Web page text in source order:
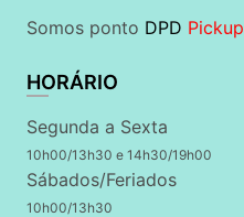
Somos ponto DPD Pickup
HORÁRIO
Segunda a Sexta
10h00/13h30 e 14h30/19h00
Sábados/Feriados
10h00/13h30